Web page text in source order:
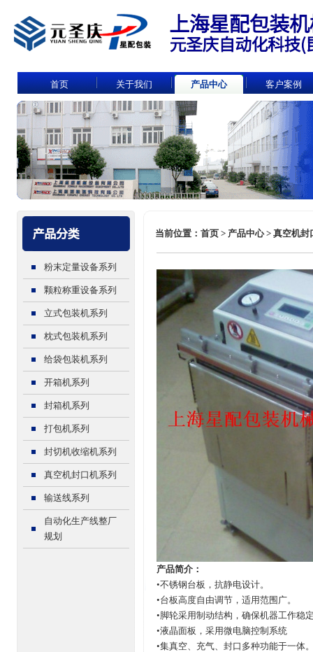
首页 关于我们 产品中心 客户案例
当前位置：首页 > 产品中心 > 真空机
粉末定量设备系列
颗粒称重设备系列
立式包装机系列
枕式包装机系列
给袋包装机系列
开箱机系列
封箱机系列
打包机系列
封切机收缩机系列
真空机封口机系列
输送线系列
自动化生产线整厂
规划
产品简介：
•不锈钢台板，抗静电设计。
•台板高度自由调节，适用范围广。
•脚轮采用制动结构，确保机器工作稳
•液晶面板，采用微电脑控制系统
•集真空、充气、封口多种功能于一体